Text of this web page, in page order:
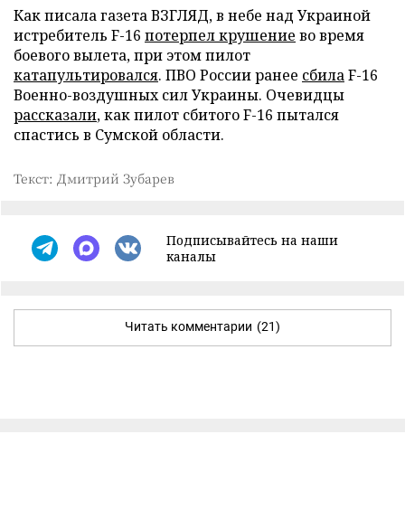
Как писала газета ВЗГЛЯД, в небе над Украиной
истребитель F-16 потерпел крушение во время
боевого вылета, при этом пилот
катапультировался. ПВО России ранее сбилаF-16
Военно-воздушных сил Украины. Очевидцы
рассказали, как пилот сбитого F-16 пытался
спастись в Сумской области.
Текст: Дмитрий Зубарев
Подписывайтесь на наши
каналы
Читать комментарии (21)